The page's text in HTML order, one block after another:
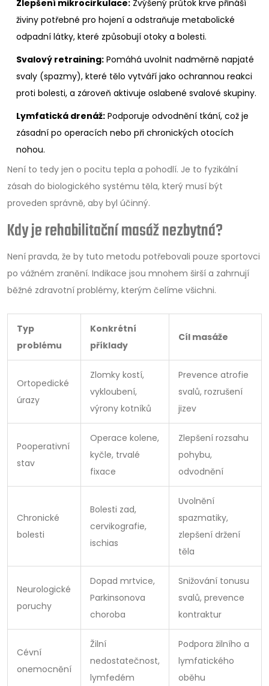
Zlepšení mikrocirkulace: Zvýšený průtok krve přináší
živiny potřebné pro hojení a odstraňuje metabolické
odpadní látky, které způsobují otoky a bolesti.
Svalový retraining: Pomáhá uvolnit nadměrně napjaté
svaly (spazmy), které tělo vytváří jako ochrannou reakci
proti bolesti, a zároveň aktivuje oslabené svalové skupiny.
Lymfatická drenáž: Podporuje odvodnění tkání, což je
zásadní po operacích nebo při chronických otocích
nohou.
Není to tedy jen o pocitu tepla a pohodlí. Je to fyzikální
zásah do biologického systému těla, který musí být
proveden správně, aby byl účinný.
Kdy je rehabilitační masáž nezbytná?
Není pravda, že by tuto metodu potřebovali pouze sportovci
po vážném zranění. Indikace jsou mnohem širší a zahrnují
běžné zdravotní problémy, kterým čelíme všichni.
Typ
problému
Konkrétní
příklady
Cíl masáže
Ortopedické
úrazy
Zlomky kostí,
vykloubení,
výrony kotníků
Prevence atrofie
svalů, rozrušení
jizev
Pooperativní
stav
Operace kolene,
kyčle, trvalé
fixace
Zlepšení rozsahu
pohybu,
odvodnění
Chronické
bolesti
Bolesti zad,
cervikografie,
ischias
Uvolnění
spazmatiky,
zlepšení držení
těla
Neurologické
poruchy
Dopad mrtvice,
Parkinsonova
choroba
Snižování tonusu
svalů, prevence
kontraktur
Cévní
onemocnění
Žilní
nedostatečnost,
lymfedém
Podpora žilního a
lymfatického
oběhu